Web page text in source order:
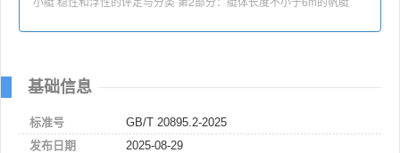
基础信息
标准号
GB/T 20895.2-2025
发布日期
2025-08-29